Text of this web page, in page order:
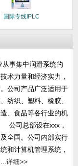
国际专线IPLC
事集中润滑系统的
术力量和经济实力，
公司产品广泛适用于
纺织、塑料、橡胶、
、食品等各行业的机
公司总部设在xxx，
全国。公司内部实行
和计算机管理系统，
详细>>